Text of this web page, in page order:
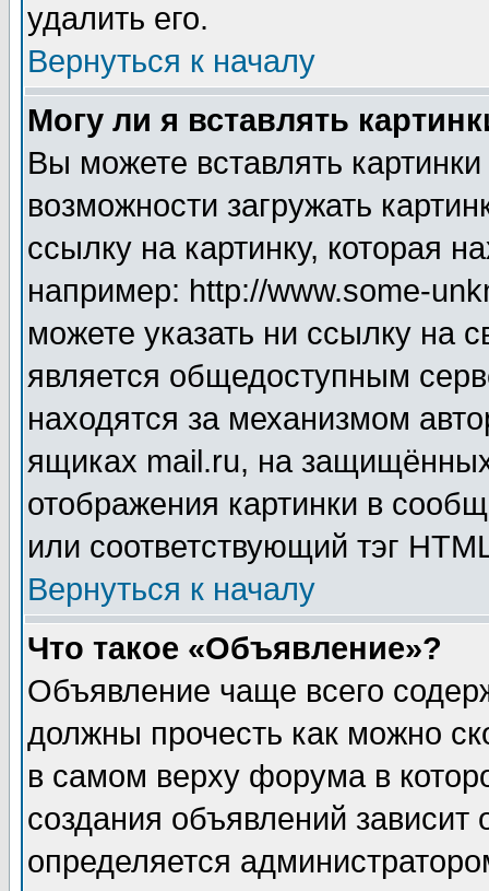
удалить его.
Вернуться к началу
Могу ли я вставлять
Вы можете вставлять
возможности загружать
ссылку на картинку, которая
например: http://www.some-
можете указать ни ссылку на
является общедоступным
находятся за механизмом
ящиках mail.ru, на
отображения картинки в
или соответствующий тэг
Вернуться к началу
Что такое «Объявление»?
Объявление чаще всего
должны прочесть как можно
в самом верху форума в
создания объявлений зависит
определяется